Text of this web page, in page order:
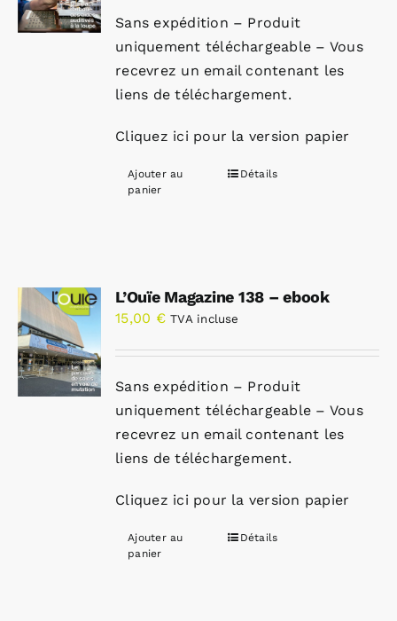
Sans expédition – Produit
uniquement téléchargeable – Vous
recevrez un email contenant les
liens de téléchargement.
Cliquez ici pour la version papier
Ajouter au
panier
Détails
L’Ouïe Magazine 138 – ebook
15,00 € TVA incluse
Sans expédition – Produit
uniquement téléchargeable – Vous
recevrez un email contenant les
liens de téléchargement.
Cliquez ici pour la version papier
Ajouter au
panier
Détails